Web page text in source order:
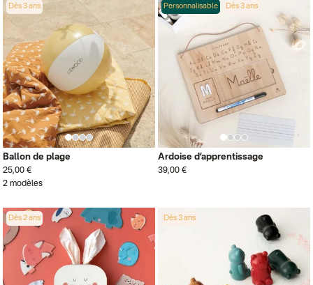
Dès 3 ans
Ballon de plage
25,00 €
2 modèles
Dès 3 ans
Personnalisable
Ardoise d’apprentissage
39,00 €
Dès 2 ans Dès 3 ans